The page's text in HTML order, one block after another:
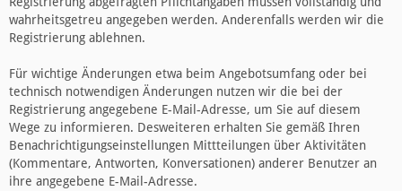
wahrheitsgetreu angegeben werden. Anderenfalls werden wir die
Registrierung ablehnen.
Für wichtige Änderungen etwa beim Angebotsumfang oder bei
technisch notwendigen Änderungen nutzen wir die bei der
Registrierung angegebene E-Mail-Adresse, um Sie auf diesem
Wege zu informieren. Desweiteren erhalten Sie gemäß Ihren
Benachrichtigungseinstellungen Mittteilungen über Aktivitäten
(Kommentare, Antworten, Konversationen) anderer Benutzer an
ihre angegebene E-Mail-Adresse.